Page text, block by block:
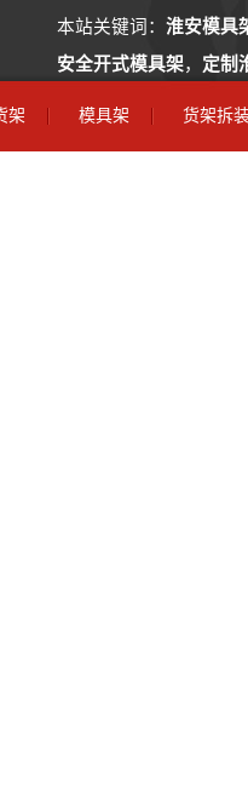
本站关键词： 淮安模具
安全开式模具架， 定制
架 模具架 货架拆